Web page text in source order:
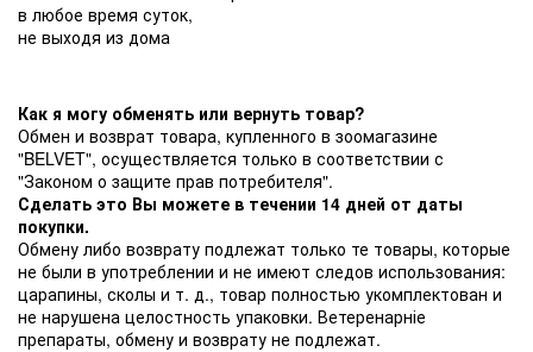
в любое время суток,
не выходя из дома
Как я могу обменять или вернуть товар?
Обмен и возврат товара, купленного в зоомагазине
"BELVET", осуществляется только в соответствии с
"Законом о защите прав потребителя".
Сделать это Вы можете в течении 14 дней от даты
покупки.
Обмену либо возврату подлежат только те товары, которые
не были в употреблении и не имеют следов использования:
царапины, сколы и т. д., товар полностью укомплектован и
не нарушена целостность упаковки. Ветеренарніе
препараты, обмену и возврату не подлежат.